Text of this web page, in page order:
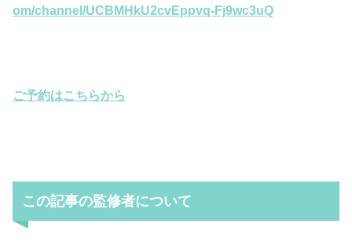
om/channel/UCBMHkU2cvEppvq-Fj9wc3uQ
ご予約はこちらから
この記事の監修者について